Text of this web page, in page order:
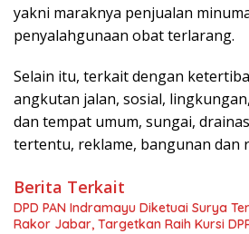
yakni maraknya penjualan
penyalahgunaan obat terlarang.
Selain itu, terkait dengan
angkutan jalan, sosial,
dan tempat umum, sungai,
tertentu, reklame, bangunan dan
Berita Terkait
DPD PAN Indramayu Diketuai Surya
Rakor Jabar, Targetkan Raih Kursi